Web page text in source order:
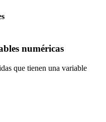
numéricas
que tienen una variable